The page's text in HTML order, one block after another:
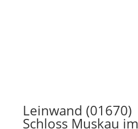
Leinwand (01670)
Schloss Muskau im